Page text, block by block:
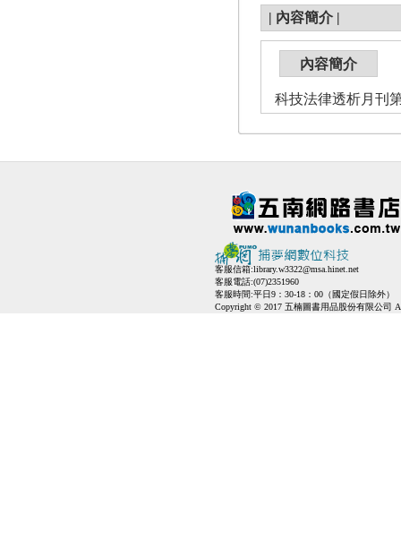
| 內容簡介 |
內容簡介
科技法律透析月刊
客服信箱:library.w3322@msa.hinet.net
客服電話:(07)2351960
客服時間:平日9：30-18：00（國定假日除外）
Copyright © 2017 五楠圖書用品股份有限公司